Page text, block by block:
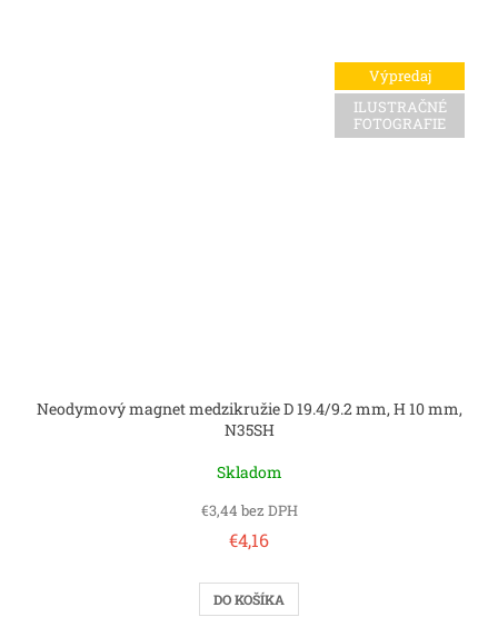
Výpredaj
ILUSTRAČNÉ
FOTOGRAFIE
Neodymový magnet medzikružie D 19.4/9.2 mm, H 10 mm,
N35SH
Skladom
€3,44 bez DPH
€4,16
DO KOŠÍKA